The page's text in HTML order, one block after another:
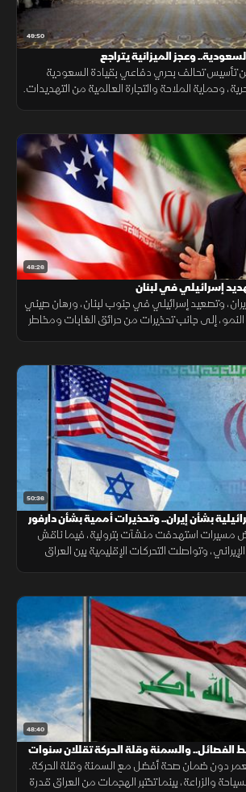
49:50
وعجز الميزانية يتراجع
تأسيس تحالف بحري دفاعي بقيادة السعودية
وحماية الملاحة والتجارة العالمية من التهديدات.
48:26
إسرائيلي في لبنان
وتصعيد إسرائيلي في جنوب لبنان، ورهان صيني
إلى جانب تحذيرات من حرائق الغابات ومخاطر
50:36
بشأن إيران.. وتحذيرات أممية بشأن دارفور
مسيرات استهدفت منشآت بترولية، فيما ناقش
وتواصلت التحركات الإقليمية بين العراق
48:40
الفصائل.. والسمنة وقلة الحركة تقللان سنوات
دون ضمان صحة أفضل مع السمنة وقلة الحركة.
والزراعة، بينما تختبر الهجمات من العراق قدرة